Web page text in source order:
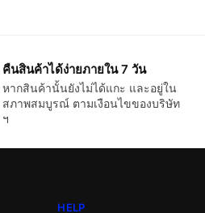
คืนสินค้าได้ง่ายภายใน 7 วัน
หากสินค้านั้นยังไม่ได้แกะ และอยู่ใน
สภาพสมบูรณ์ ตามเงือนไขของบริษัท
ฯ
HELP